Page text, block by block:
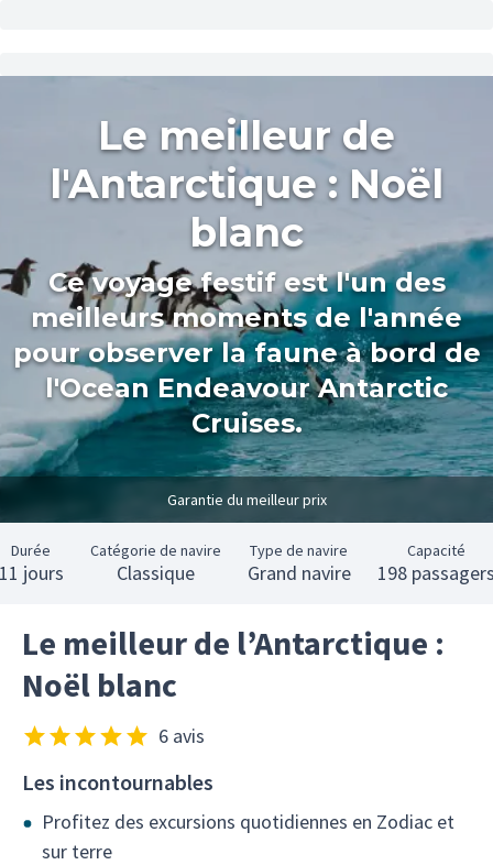
Le meilleur de
l'Antarctique : Noël
blanc
Ce voyage festif est l'un des
meilleurs moments de l'année
pour observer la faune à bord de
l'Ocean Endeavour Antarctic
Cruises.
Garantie du meilleur prix
Durée
jours
Catégorie de navire
Classique
Type de navire
Grand navire
Capacité
198
Le meilleur de l’Antarctique :
Noël blanc
6 avis
Les incontournables
Profitez des excursions quotidiennes en Zodiac et
sur terre